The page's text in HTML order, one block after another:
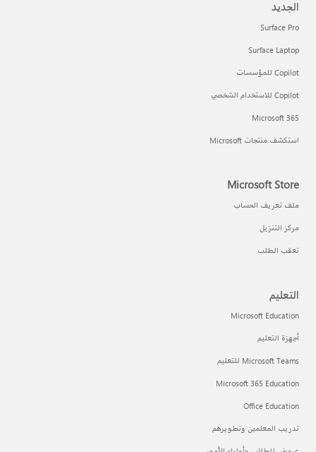
الجديد
Surface Pro
Surface Laptop
Copilot للمؤسسات
Copilot للاستخدام الشخصي
Microsoft 365
استكشف منتجات Microsoft
Microsoft Store
ملف تعريف الحساب
مركز التنزيل
تعقب الطلب
التعليم
Microsoft Education
أجهزة التعليم
Microsoft Teams للتعليم
Microsoft 365 Education
Office Education
تدريب المعلمين وتطويرهم